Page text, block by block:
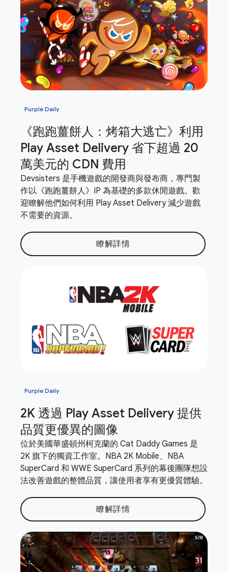
Purple Daily
《跑跑薑餅人：烤箱大逃亡》利用
Play Asset Delivery 省下超過 20
萬美元的 CDN 費用
Devsisters 是手機遊戲的開發商與發布商，專門製
作以《跑跑薑餅人》IP 為基礎的多款休閒遊戲。歡
迎瞭解他們如何利用 Play Asset Delivery 減少遊戲
不需要的資源。
瞭解詳情
Purple Daily
2K 透過 Play Asset Delivery 提供
品質更優異的圖像
位於美國華盛頓州柯克蘭的 Cat Daddy Games 是
2K 旗下的獨資工作室。NBA 2K Mobile、NBA
SuperCard 和 WWE SuperCard 系列的幕後團隊想設
法改善遊戲的整體品質，讓使用者享有更優質體驗。
瞭解詳情